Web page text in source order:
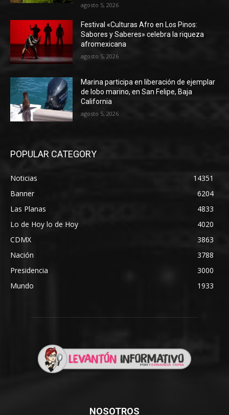
agosto 5, 2026
Festival «Culturas Afro en Los Pinos:
Sabores y Saberes» celebra la riqueza
afromexicana
agosto 5, 2026
Marina participa en liberación de ejemplar
de lobo marino, en San Felipe, Baja
California
agosto 5, 2026
POPULAR CATEGORY
Noticias
14351
Banner
6204
Las Planas
4833
Lo de Hoy lo de Hoy
4020
CDMX
3863
Nación
3788
Presidencia
3000
Mundo
1933
NOSOTROS